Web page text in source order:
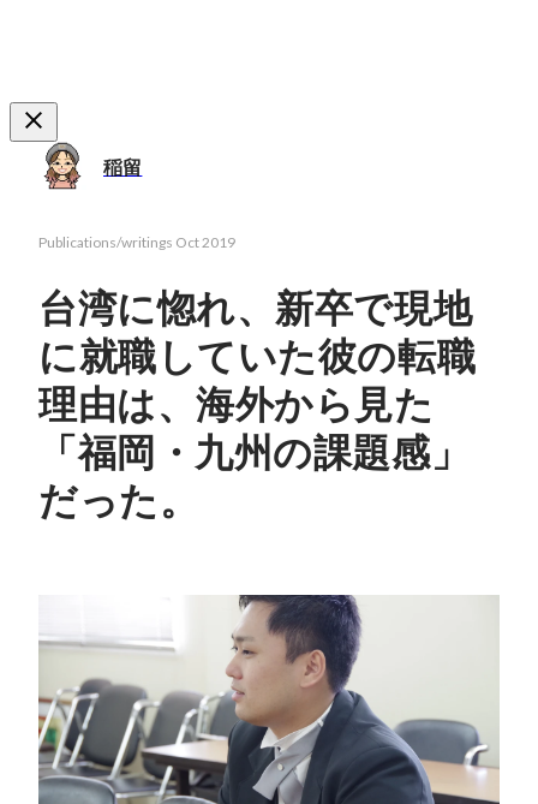
稲留
Publications/writings Oct 2019
台湾に惚れ、新卒で現地
に就職していた彼の転職
理由は、海外から見た
「福岡・九州の課題感」
だった。